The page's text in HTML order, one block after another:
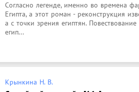
Согласно легенде, именно во времена
Египта, а этот роман - реконструкция
а с точки зрения египтян.
егип...
Крынкина Н. В.